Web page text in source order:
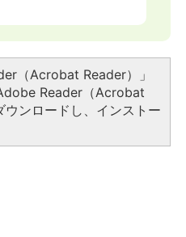
（Acrobat Reader）」
Reader（Acrobat
ンロードし、インストー